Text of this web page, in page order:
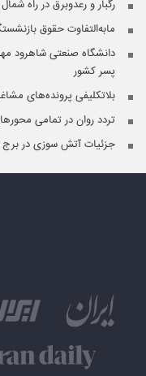
رگبار و رعدوبرق در راه
مابه‌التفاوت حقوق
دانشگاه صنعتی شاهرود
پسر کشور
بلاتکلیفی پرونده‌های
تردد روان در تمامی
جزئیات آتش سوزی در